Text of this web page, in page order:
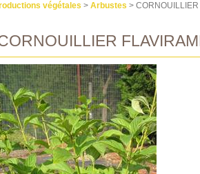
végétales > Arbustes >